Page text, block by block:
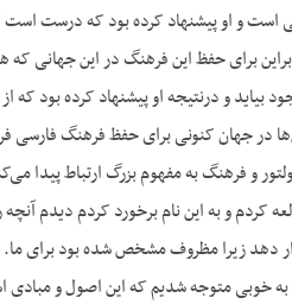
و او پیشنهاد کرده بود که درست است
برای حفظ این فرهنگ در این جهانی
و درنتیجه او پیشنهاد کرده بود
جهان کنونی برای حفظ فرهنگ فارسی
و فرهنگ به مفهوم بزرگ ارتباط
دهد زیرا مظروف مشخص شده بود برای
خوبی متوجه شدیم که این اصول و مبادی